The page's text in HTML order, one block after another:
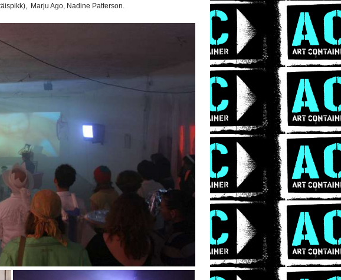
Marju Ago, Nadine Patterson.